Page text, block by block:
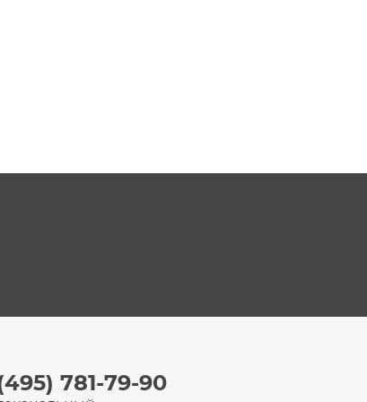
781-79-90